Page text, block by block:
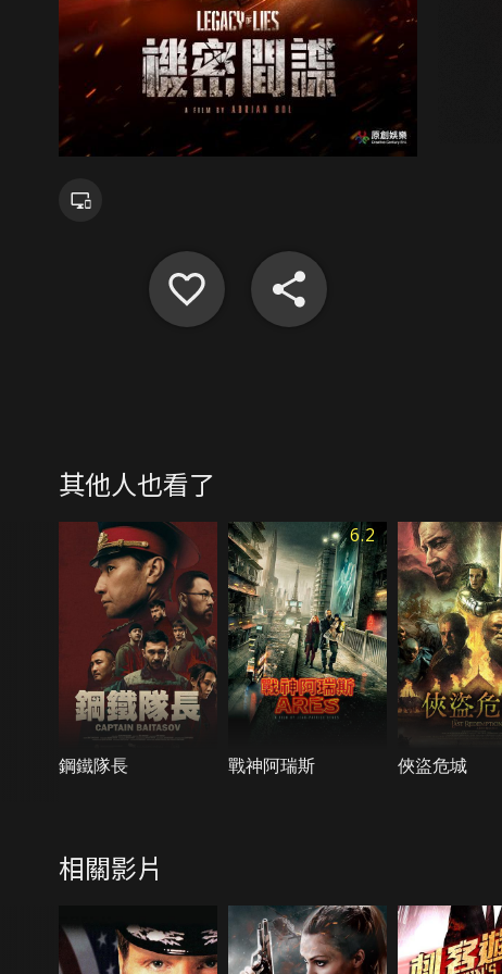
其他人也看了
鋼鐵隊長
6.2
戰神阿瑞斯 俠盜危城
相關影片